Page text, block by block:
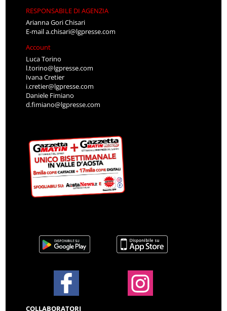
RESPONSABILE DI AGENZIA
Arianna Gori Chisari
E-maila.chisari@lgpresse.com
Account
Luca Torino
l.torino@lgpresse.com
Ivana Cretier
i.cretier@lgpresse.com
Daniele Fimiano
d.fimiano@lgpresse.com
COLLABORATORI